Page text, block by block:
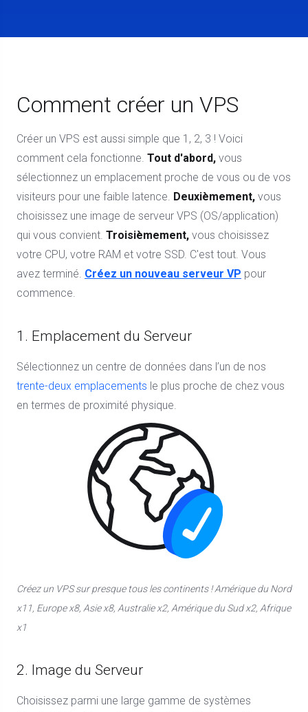
Comment créer un VPS
Créer un VPS est aussi simple que 1, 2, 3 ! Voici
comment cela fonctionne. Tout d'abord, vous
sélectionnez un emplacement proche de vous ou de vos
visiteurs pour une faible latence. Deuxièmement, vous
choisissez une image de serveur VPS (OS/application)
qui vous convient. Troisièmement, vous choisissez
votre CPU, votre RAM et votre SSD. C'est tout. Vous
avez terminé. Créez un nouveau serveur VP pour
commence.
1. Emplacement du Serveur
Sélectionnez un centre de données dans l’un de nos
trente-deux emplacements le plus proche de chez vous
en termes de proximité physique.
Créez un VPS sur presque tous les continents ! Amérique du Nord
x11, Europe x8, Asie x8, Australie x2, Amérique du Sud x2, Afrique
x1
2. Image du Serveur
Choisissez parmi une large gamme de systèmes